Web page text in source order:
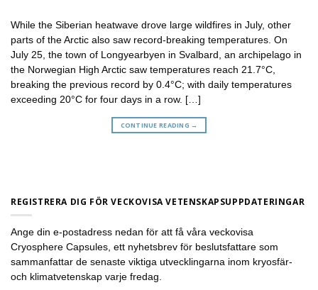
While the Siberian heatwave drove large wildfires in July, other
parts of the Arctic also saw record-breaking temperatures. On
July 25, the town of Longyearbyen in Svalbard, an archipelago in
the Norwegian High Arctic saw temperatures reach 21.7°C,
breaking the previous record by 0.4°C; with daily temperatures
exceeding 20°C for four days in a row. […]
CONTINUE READING →
REGISTRERA DIG FÖR VECKOVISA VETENSKAPSUPPDATERINGAR
Ange din e-postadress nedan för att få våra veckovisa
Cryosphere Capsules, ett nyhetsbrev för beslutsfattare som
sammanfattar de senaste viktiga utvecklingarna inom kryosfär-
och klimatvetenskap varje fredag.